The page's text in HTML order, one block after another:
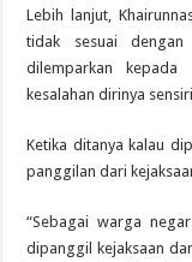
Lebih lanjut,
tidak sesuai dengan
dilemparkan
kesalahan dirinya
Ketika ditanya kalau
panggilan dari
“Sebagai warga
dipanggil kejaksaan